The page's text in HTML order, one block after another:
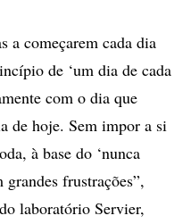
a começarem cada dia
de ‘um dia de cada
com o dia que
de hoje. Sem impor a si
à base do ‘nunca
frustrações”,
laboratório Servier,